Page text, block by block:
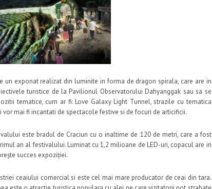
exponat realizat din luminite in forma de dragon spirala, care are in
turistice de la Pavilionul Observatorului Dahyanggak sau sa se
tematice, cum ar fi: Love Galaxy Light Tunnel, strazile cu tematica
mai fi incantati de spectacole festive si de focuri de articificii.
este bradul de Craciun cu o inaltime de 120 de metri, care a fost
an al festivalului. Luminat cu 1,2 milioane de LED-uri, copacul are in
succes expoziției.
ceaiului comercial si este cel mai mare producator de ceai din tara.